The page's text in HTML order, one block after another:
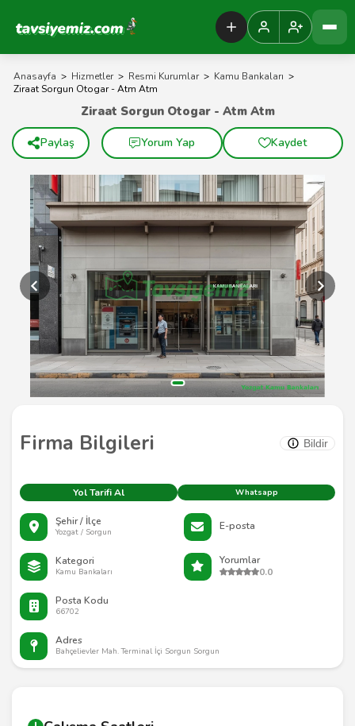
Tavsiyemiz Anasayfa
Anasayfa > Hizmetler > Resmi Kurumlar > Kamu Bankaları >
Ziraat Sorgun Otogar - Atm Atm
Firma Bilgileri Bildir
Yol Tarifi Al Whatsapp
Şehir / İlçe
Yozgat / Sorgun E-posta
Kategori
Kamu Bankaları
Yorumlar
0.0
Posta Kodu
66702
Adres
Bahçelievler Mah. Terminal İçi Sorgun Sorgun
Ziraat Sorgun Otogar - Atm Atm
Paylaş Yorum Yap Kaydet